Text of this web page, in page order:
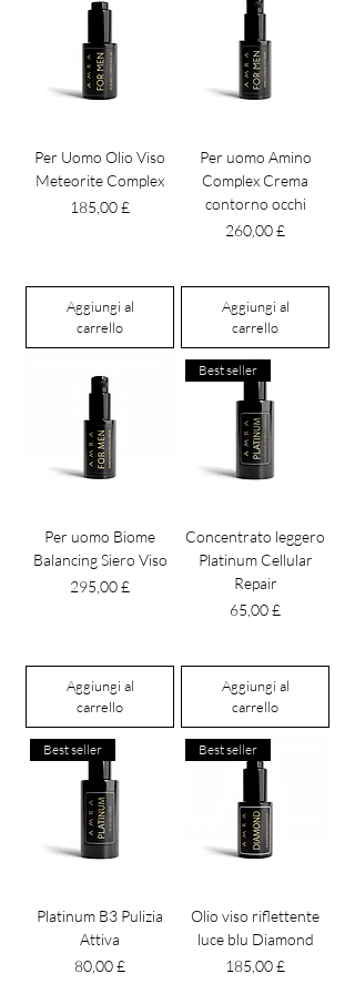
Per Uomo Olio Viso
Meteorite Complex
Prezzo
185,00 £
Aggiungi al
carrello
Per uomo Amino
Complex Crema
contorno occhi
Prezzo
260,00 £
Aggiungi al
carrello
Per uomo Biome
Balancing Siero Viso
Prezzo
295,00 £
Aggiungi al
carrello
Best seller
Concentrato leggero
Platinum Cellular
Repair
Prezzo
65,00 £
Aggiungi al
carrello
Best seller
Platinum B3 Pulizia
Attiva
Prezzo
80,00 £
Best seller
Olio viso riflettente
luce blu Diamond
Prezzo
185,00 £